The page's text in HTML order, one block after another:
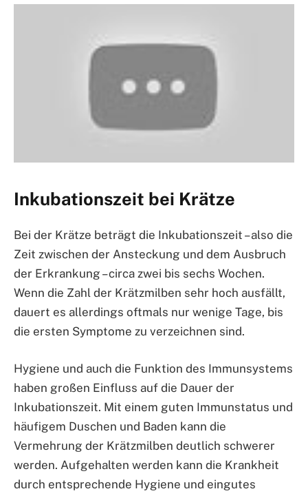
Inkubationszeit bei Krätze
Bei der Krätze beträgt die Inkubationszeit – also die
Zeit zwischen der Ansteckung und dem Ausbruch
der Erkrankung – circa zwei bis sechs Wochen.
Wenn die Zahl der Krätzmilben sehr hoch ausfällt,
dauert es allerdings oftmals nur wenige Tage, bis
die ersten Symptome zu verzeichnen sind.
Hygiene und auch die Funktion des Immunsystems
haben großen Einfluss auf die Dauer der
Inkubationszeit. Mit einem guten Immunstatus und
häufigem Duschen und Baden kann die
Vermehrung der Krätzmilben deutlich schwerer
werden. Aufgehalten werden kann die Krankheit
durch entsprechende Hygiene und eingutes